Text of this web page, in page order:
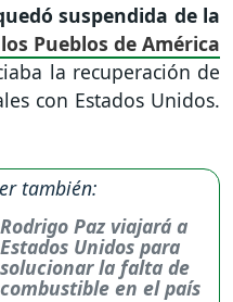
suspendida de la
Pueblos de América
la recuperación de
con Estados Unidos.
también:
Rodrigo Paz viajará a
Estados Unidos para
solucionar la falta de
combustible en el país